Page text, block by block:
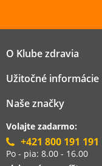
O Klube zdravia
Užitočné informácie
Naše značky
Volajte zadarmo:
+421 800 191 191
Po - pia: 8.00 - 16.00